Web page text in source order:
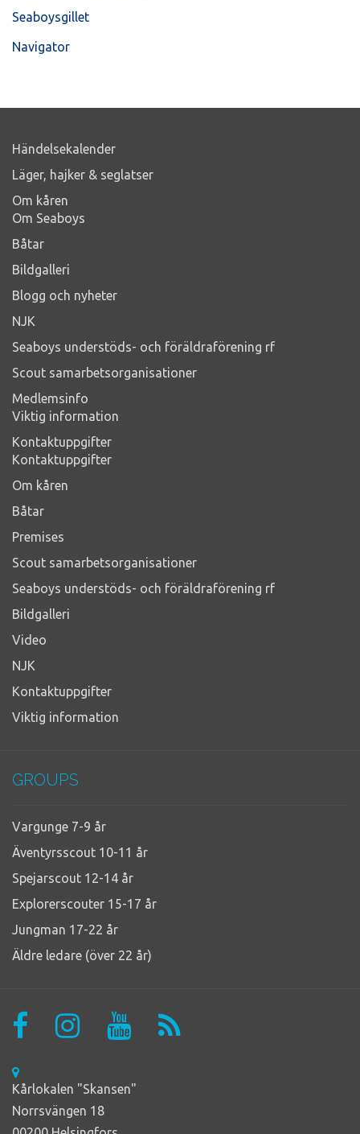
Seaboysgillet
Navigator
Händelsekalender
Läger, hajker & seglatser
Om kåren
Om Seaboys
Båtar
Bildgalleri
Blogg och nyheter
NJK
Seaboys understöds- och föräldraförening rf
Scout samarbetsorganisationer
Medlemsinfo
Viktig information
Kontaktuppgifter
Kontaktuppgifter
Om kåren
Båtar
Premises
Scout samarbetsorganisationer
Seaboys understöds- och föräldraförening rf
Bildgalleri
Video
NJK
Kontaktuppgifter
Viktig information
GROUPS
Vargunge 7-9 år
Äventyrsscout 10-11 år
Spejarscout 12-14 år
Explorerscouter 15-17 år
Jungman 17-22 år
Äldre ledare (över 22 år)
Kårlokalen "Skansen"
Norrsvängen 18